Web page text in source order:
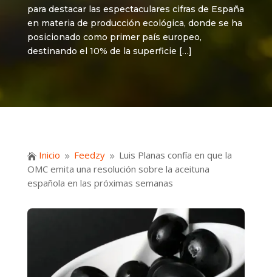
para destacar las espectaculares cifras de España
en materia de producción ecológica, donde se ha
posicionado como primer país europeo,
destinando el 10% de la superficie […]
 Inicio 9 Feedzy 9 Luis Planas confía en que la
OMC emita una resolución sobre la aceituna
española en las próximas semanas